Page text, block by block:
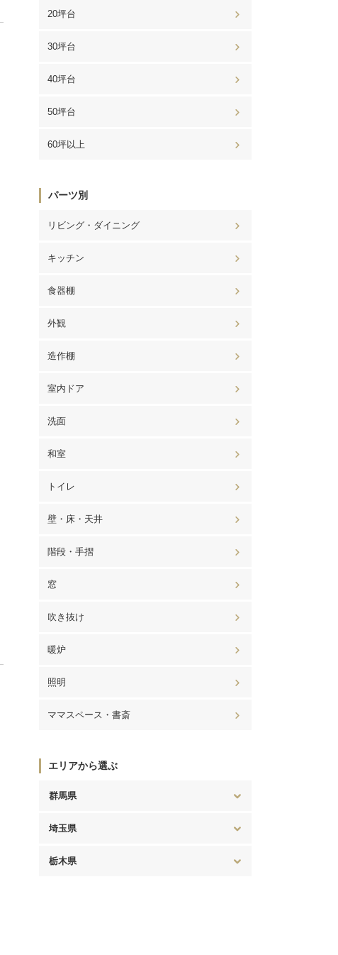
20坪台
30坪台
40坪台
50坪台
60坪以上
パーツ別
リビング・ダイニング
キッチン
食器棚
外観
造作棚
室内ドア
洗面
和室
トイレ
壁・床・天井
階段・手摺
窓
吹き抜け
暖炉
照明
ママスペース・書斎
エリアから選ぶ
群馬県
埼玉県
栃木県